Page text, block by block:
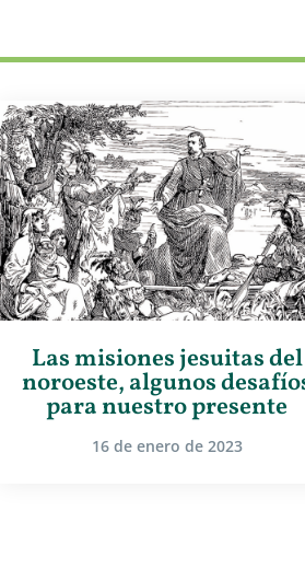
Las misiones jesuitas del
noroeste, algunos
para nuestro presente
16 de enero de 2023